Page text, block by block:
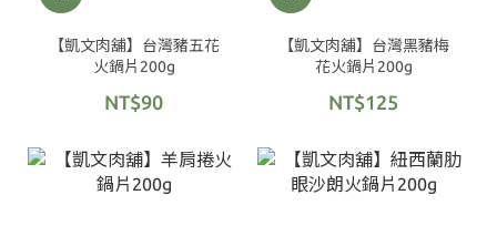
【凱文肉舖】台灣豬五花
火鍋片200g
NT$90
【凱文肉舖】台灣黑豬梅
花火鍋片200g
NT$125